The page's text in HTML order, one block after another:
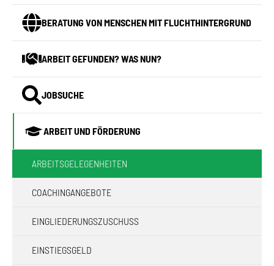
BERATUNG VON MENSCHEN MIT FLUCHTHINTERGRUND
ARBEIT GEFUNDEN? WAS NUN?
JOBSUCHE
ARBEIT UND FÖRDERUNG
ARBEITSGELEGENHEITEN
COACHINGANGEBOTE
EINGLIEDERUNGSZUSCHUSS
EINSTIEGSGELD